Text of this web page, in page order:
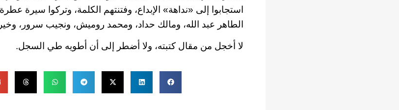
استجابوا إلى «نداهة» الإبداع، وفتنتهم الكلمة، وتركوا سيرة
الطاهر عبد الله، ومالك حداد، ومحمد روميش، ونجيب سرور،
لا أخجل من مقال كتبته، ولا أضطر إلى أن أطويه طي السجل.